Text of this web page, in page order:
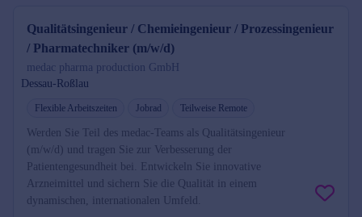
Qualitätsingenieur / Chemieingenieur / Prozessingenieur
/ Pharmatechniker (m/w/d)
medac pharma production GmbH
Dessau-Roßlau
Flexible Arbeitszeiten Jobrad Teilweise Remote
Werden Sie Teil des medac-Teams als Qualitätsingenieur
(m/w/d) und tragen Sie zur Verbesserung der
Patientengesundheit bei. Entwickeln Sie innovative
Arzneimittel und sichern Sie die Qualität in einem
dynamischen, internationalen Umfeld.